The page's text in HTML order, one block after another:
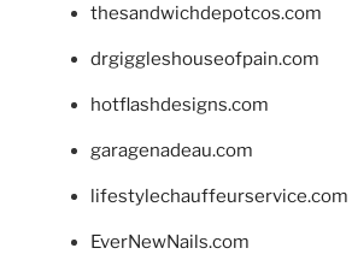
thesandwichdepotcos.com
drgiggleshouseofpain.com
hotflashdesigns.com
garagenadeau.com
lifestylechauffeurservice.com
EverNewNails.com